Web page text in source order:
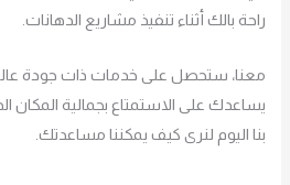
راحة بالك أثناء تنفيذ مشاريع الدهانات.
معنا، ستحصل على خدمات ذات جودة
يساعدك على الاستمتاع بجمالية المكان
بنا اليوم لنرى كيف يمكننا مساعدتك.